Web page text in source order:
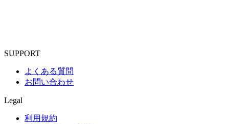
SUPPORT
よくある質問
お問い合わせ
Legal
利用規約